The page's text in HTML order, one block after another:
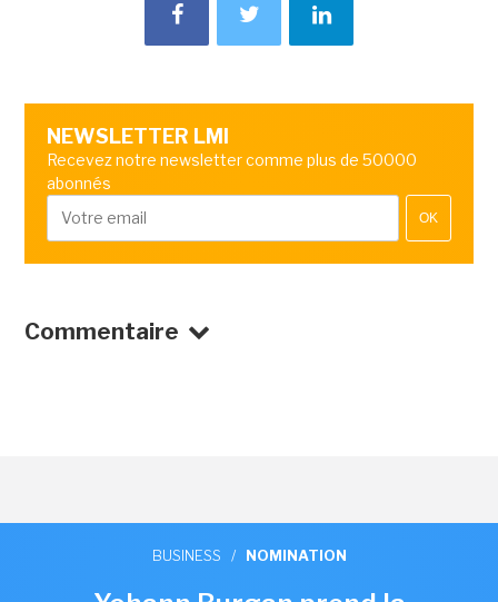
NEWSLETTER LMI
Recevez notre newsletter comme plus de 50000
abonnés
OK
Commentaire
BUSINESS / NOMINATION